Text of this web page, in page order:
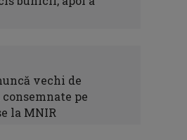
vechi de
consemnate pe
la MNIR